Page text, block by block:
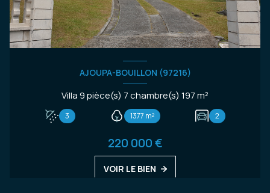
AJOUPA-BOUILLON (97216)
Villa 9 pièce(s) 7 chambre(s) 197 m²
3 1377 m² 2
220 000 €
VOIR LE BIEN